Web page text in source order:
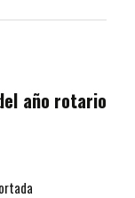
año rotario